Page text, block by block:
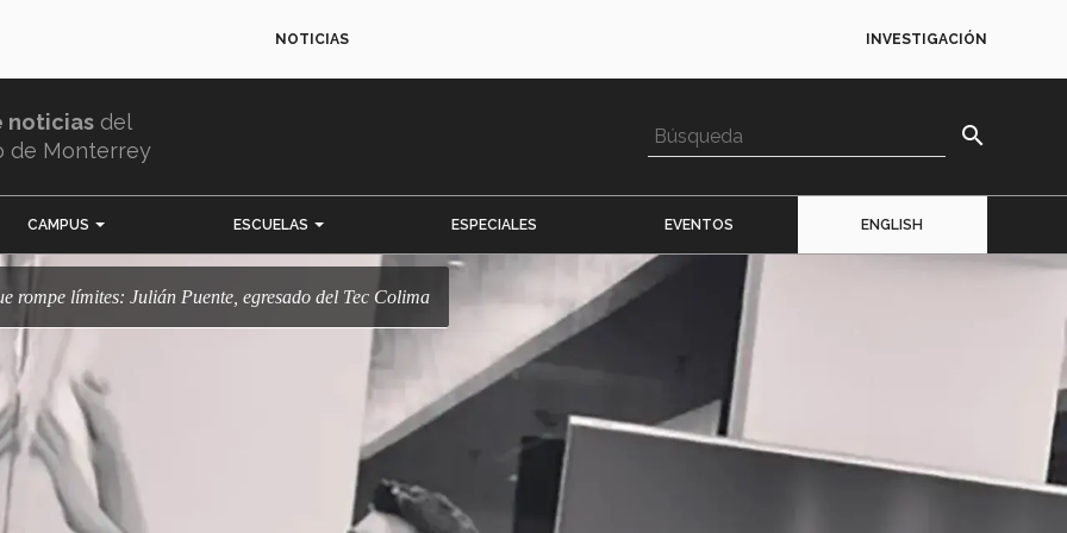
NOTICIAS INVESTIGACIÓN
noticias del
de Monterrey
search
CAMPUS ESCUELAS ESPECIALES EVENTOS ENGLISH
rompe límites: Julián Puente, egresado del Tec Colima